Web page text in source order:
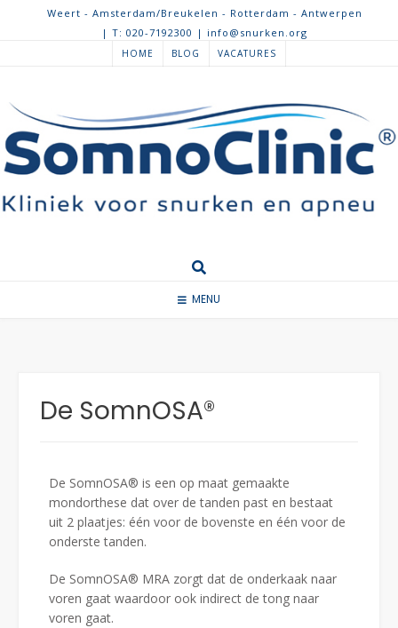
Weert - Amsterdam/Breukelen - Rotterdam - Antwerpen
| T: 020-7192300 | info@snurken.org
HOME BLOG VACATURES
MENU
De SomnOSA®
De SomnOSA® is een op maat gemaakte
mondorthese dat over de tanden past en bestaat
uit 2 plaatjes: één voor de bovenste en één voor de
onderste tanden.
De SomnOSA® MRA zorgt dat de onderkaak naar
voren gaat waardoor ook indirect de tong naar
voren gaat.